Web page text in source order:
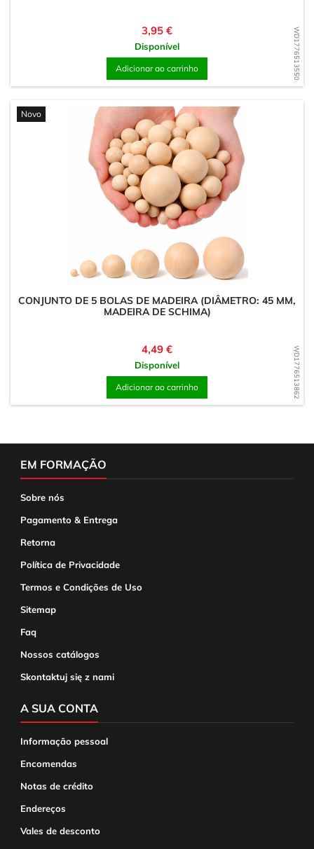
WD1776513550
Preço
3,95 €
Disponível
Adicionar ao carrinho
WD1776513862
Novo
CONJUNTO DE 5 BOLAS DE MADEIRA (DIÂMETRO: 45 MM,
MADEIRA DE SCHIMA)
Preço
4,49 €
Disponível
Adicionar ao carrinho
EM FORMAÇÃO
Sobre nós
Pagamento & Entrega
Retorna
Política de Privacidade
Termos e Condições de Uso
Sitemap
Faq
Nossos catálogos
Skontaktuj się z nami
A SUA CONTA
Informação pessoal
Encomendas
Notas de crédito
Endereços
Vales de desconto